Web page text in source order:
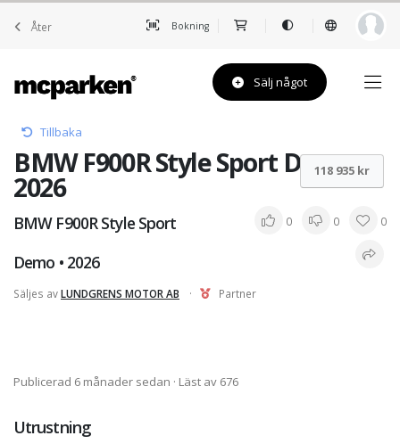
Åter Bokning
Sälj något
Tillbaka
BMW F900R Style Sport Demo •
2026
BMW F900R Style Sport
Demo • 2026
0 0 0
Säljes avLUNDGRENS MOTOR AB · Partner
118 935 kr
Publicerad 6 månader sedan · Läst av 676
Utrustning